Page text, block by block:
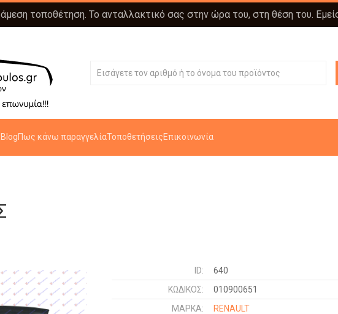
τοποθέτηση. Το ανταλλακτικό σας στην ώρα του, στη θέση του.
BlogΠως κάνω παραγγελίαΤοποθετήσειςΕπικοινωνία
ID:
640
ΚΩΔΙΚΌΣ:
010900651
ΜΑΡΚΑ:
RENAULT